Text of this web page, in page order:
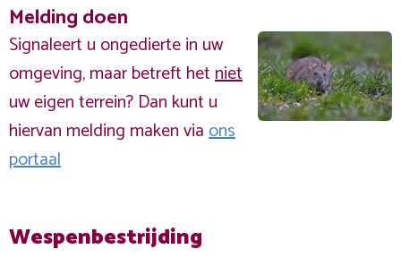
Melding doen
Signaleert u ongedierte in uw
omgeving, maar betreft hetniet
uw eigen terrein? Dan kunt u
hiervan melding maken viaons
portaal
Wespenbestrijding